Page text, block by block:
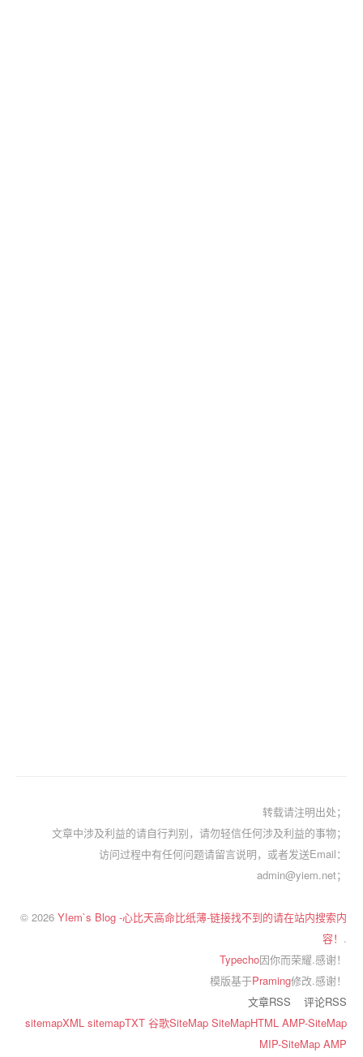
转载请注明出处；
文章中涉及利益的请自行判别，请勿轻信任何涉及利益的事物；
访问过程中有任何问题请留言说明，或者发送Email：
admin@yiem.net；
© 2026 YIem`s Blog -心比天高命比纸薄-链接找不到的请在站内搜索内
容！ .
Typecho因你而荣耀.感谢！
模版基于Praming修改.感谢！
文章RSS
评论RSS
sitemapXML sitemapTXT 谷歌SiteMap SiteMapHTML AMP-SiteMap
MIP-SiteMap AMP